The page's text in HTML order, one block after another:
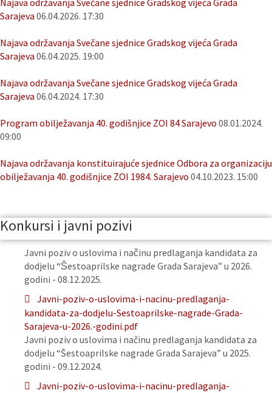
Najava održavanja Svečane sjednice Gradskog vijeća Grada
Sarajeva 06.04.2026. 17:30
Najava održavanja Svečane sjednice Gradskog vijeća Grada
Sarajeva 06.04.2025. 19:00
Najava održavanja Svečane sjednice Gradskog vijeća Grada
Sarajeva 06.04.2024. 17:30
Program obilježavanja 40. godišnjice ZOI 84 Sarajevo 08.01.2024.
09:00
Najava održavanja konstituirajuće sjednice Odbora za organizaciju
obilježavanja 40. godišnjice ZOI 1984. Sarajevo 04.10.2023. 15:00
Konkursi i javni pozivi
Javni poziv o uslovima i načinu predlaganja kandidata za
dodjelu “Šestoaprilske nagrade Grada Sarajeva” u 2026.
godini - 08.12.2025.
Javni-poziv-o-uslovima-i-nacinu-predlaganja-
kandidata-za-dodjelu-Sestoaprilske-nagrade-Grada-
Sarajeva-u-2026.-godini.pdf
Javni poziv o uslovima i načinu predlaganja kandidata za
dodjelu “Šestoaprilske nagrade Grada Sarajeva” u 2025.
godini - 09.12.2024.
Javni-poziv-o-uslovima-i-nacinu-predlaganja-